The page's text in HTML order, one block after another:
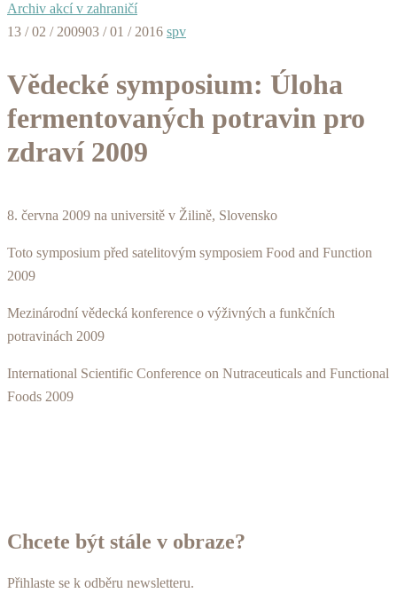
Archiv akcí v zahraničí
13 / 02 / 200903 / 01 / 2016 spv
Vědecké symposium: Úloha
fermentovaných potravin pro
zdraví 2009
8. června 2009 na universitě v Žilině, Slovensko
Toto symposium před satelitovým symposiem Food and Function
2009
Mezinárodní vědecká konference o výživných a funkčních
potravinách 2009
International Scientific Conference on Nutraceuticals and Functional
Foods 2009
Chcete být stále v obraze?
Přihlaste se k odběru newsletteru.